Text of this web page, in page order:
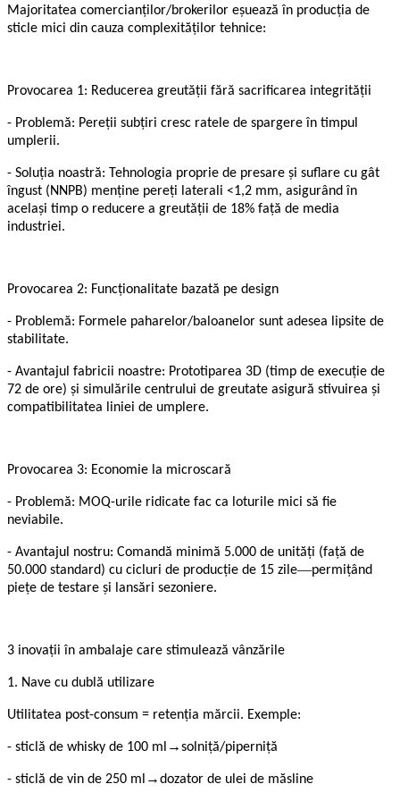
Majoritatea comercianților/brokerilor eșuează în producția de
sticle mici din cauza complexităților tehnice:
Provocarea 1: Reducerea greutății fără sacrificarea integrității
- Problemă: Pereții subțiri cresc ratele de spargere în timpul
umplerii.
- Soluția noastră: Tehnologia proprie de presare și suflare cu gât
îngust (NNPB) menține pereți laterali <1,2 mm, asigurând în
același timp o reducere a greutății de 18% față de media
industriei.
Provocarea 2: Funcționalitate bazată pe design
- Problemă: Formele paharelor/baloanelor sunt adesea lipsite de
stabilitate.
- Avantajul fabricii noastre: Prototiparea 3D (timp de execuție de
72 de ore) și simulările centrului de greutate asigură stivuirea și
compatibilitatea liniei de umplere.
Provocarea 3: Economie la microscară
- Problemă: MOQ-urile ridicate fac ca loturile mici să fie
neviabile.
- Avantajul nostru: Comandă minimă 5.000 de unități (față de
50.000 standard) cu cicluri de producție de 15 zile—permițând
piețe de testare și lansări sezoniere.
3 inovații în ambalaje care stimulează vânzările
1. Nave cu dublă utilizare
Utilitatea post-consum = retenția mărcii. Exemple:
- sticlă de whisky de 100 ml →solniță/piperniță
- sticlă de vin de 250 ml →dozator de ulei de măsline